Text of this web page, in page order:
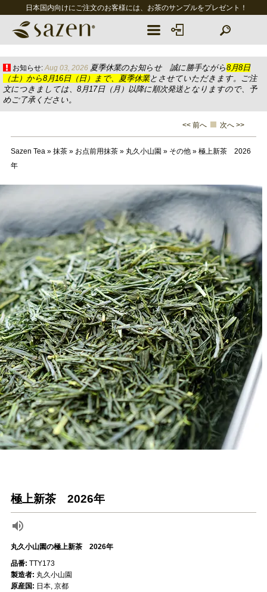
日本国内向けにご注文のお客様には、お茶のサンプルをプレゼント！
お知らせ: Aug 03, 2026 夏季休業のお知らせ 誠に勝手ながら8月8日
（土）から8月16日（日）まで、夏季休業とさせていただきます。ご注
文につきましては、8月17日（月）以降に順次発送となりますので、予
めご了承ください。
<< 前へ 次へ >>
Sazen Tea» 抹茶» お点前用抹茶» 丸久小山園 » その他 » 極上新茶 2026
年
極上新茶 2026年
丸久小山園の極上新茶 2026年
品番: TTY173
製造者: 丸久小山園
原産国: 日本, 京都